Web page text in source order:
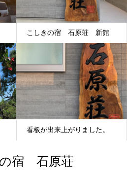
こしきの宿 石原荘 新館
看板が出来上がりました。
宿 石原荘